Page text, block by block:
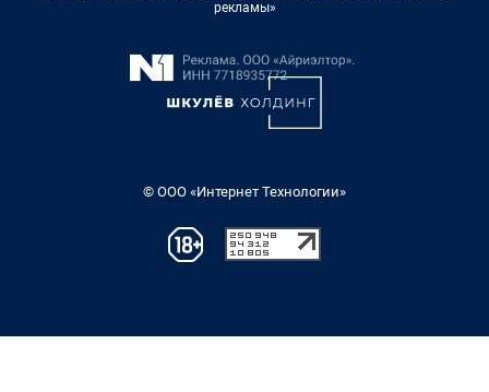
рекламы»
© ООО «Интернет Технологии»